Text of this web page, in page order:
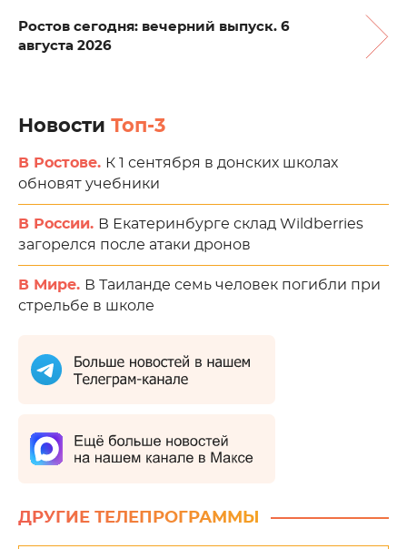
Ростов сегодня: вечерний выпуск. 6
августа 2026
Новости Топ-3
В Ростове. К 1 сентября в донских школах
обновят учебники
В России. В Екатеринбурге склад Wildberries
загорелся после атаки дронов
В Мире. В Таиланде семь человек погибли при
стрельбе в школе
ДРУГИЕ ТЕЛЕПРОГРАММЫ